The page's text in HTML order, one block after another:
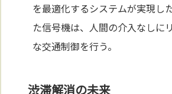
を最適化するシステムが実現し
た信号機は、人間の介入なしに
な交通制御を行う。
渋滞解消の未来